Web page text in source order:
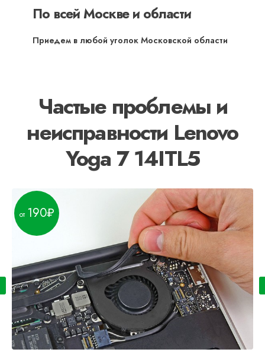
По всей Москве и области
Приедем в любой уголок Московской области
Частые проблемы и
неисправности Lenovo
Yoga 7 14ITL5
190